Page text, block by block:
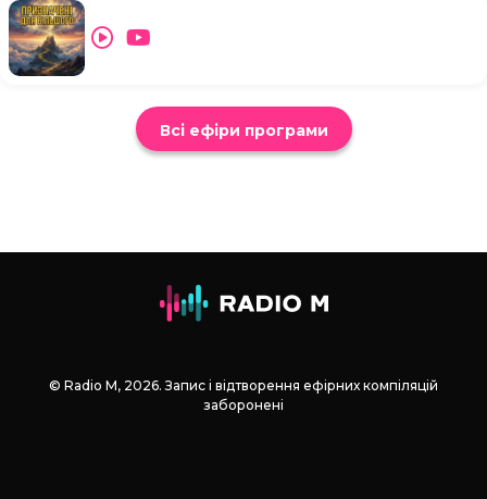
Всі ефіри програми
© Radio М, 2026. Запис і відтворення ефірних компіляцій
заборонені